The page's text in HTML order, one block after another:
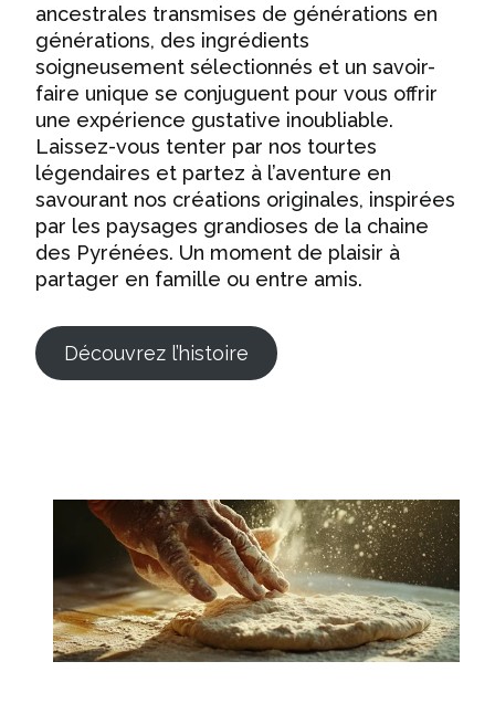
ancestrales transmises de générations en
générations, des ingrédients
soigneusement sélectionnés et un savoir-
faire unique se conjuguent pour vous offrir
une expérience gustative inoubliable.
Laissez-vous tenter par nos tourtes
légendaires et partez à l’aventure en
savourant nos créations originales, inspirées
par les paysages grandioses de la chaine
des Pyrénées. Un moment de plaisir à
partager en famille ou entre amis.
Découvrez l’histoire